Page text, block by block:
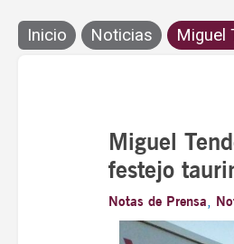
Inicio Noticias Miguel
Miguel
festejo
Notas de Prensa,